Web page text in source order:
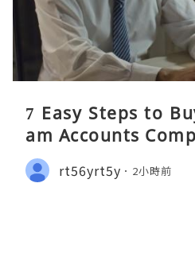
7 Easy Steps to
am Accounts
rt56yrt5y 2小時前